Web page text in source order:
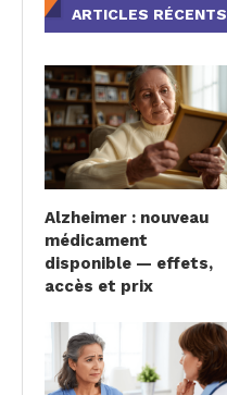
ARTICLES RÉCENTS
Alzheimer : nouveau
médicament
disponible — effets,
accès et prix